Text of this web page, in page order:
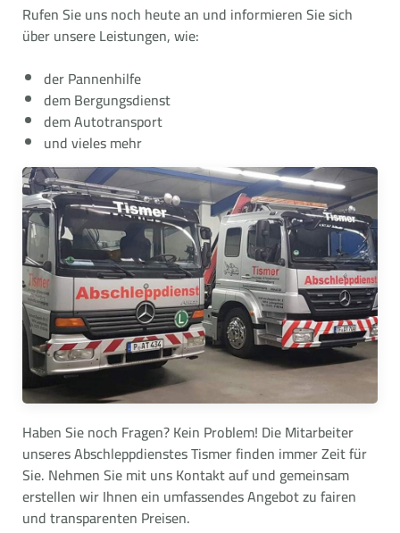
Rufen Sie uns noch heute an und informieren Sie sich
über unsere Leistungen, wie:
der Pannenhilfe
dem Bergungsdienst
dem Autotransport
und vieles mehr
Haben Sie noch Fragen? Kein Problem! Die Mitarbeiter
unseres Abschleppdienstes Tismer finden immer Zeit für
Sie. Nehmen Sie mit uns Kontakt auf und gemeinsam
erstellen wir Ihnen ein umfassendes Angebot zu fairen
und transparenten Preisen.